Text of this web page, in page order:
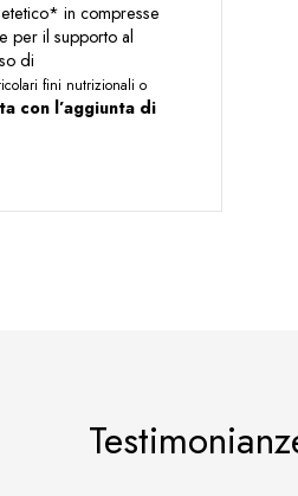
in compresse
per il supporto al
di
fini nutrizionali o
con l’aggiunta di